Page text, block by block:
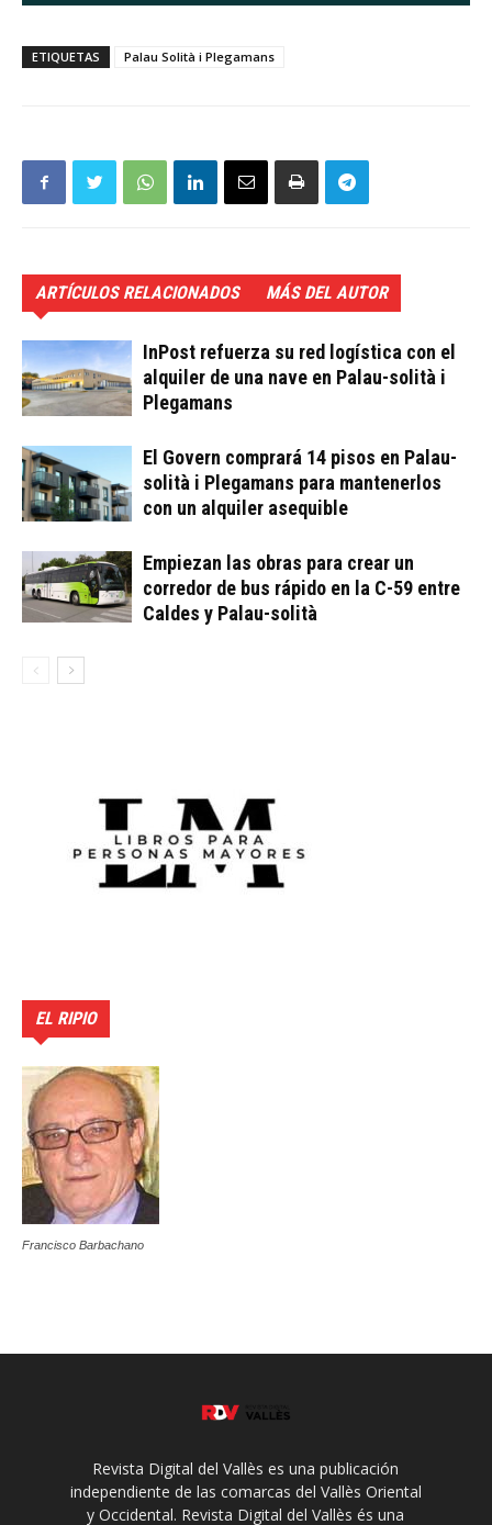
ETIQUETAS Palau Solità i Plegamans
ARTÍCULOS RELACIONADOS MÁS DEL AUTOR
InPost refuerza su red logística con el
alquiler de una nave en Palau-solità i
Plegamans
El Govern comprará 14 pisos en Palau-
solità i Plegamans para mantenerlos
con un alquiler asequible
Empiezan las obras para crear un
corredor de bus rápido en la C-59 entre
Caldes y Palau-solità
EL RIPIO
Francisco Barbachano
Revista Digital del Vallès es una publicación
independiente de las comarcas del Vallès Oriental
y Occidental. Revista Digital del Vallès és una